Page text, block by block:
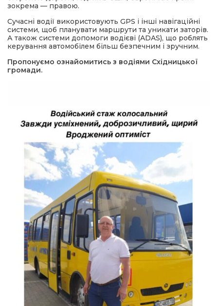
зокрема — правою.
Сучасні водії використовують GPS і інші навігаційні
системи, щоб планувати маршрути та уникати заторів.
А також системи допомоги водієві (ADAS), що роблять
керування автомобілем більш безпечним і зручним.
Пропонуємо ознайомитись з водіями Східницької
громади.